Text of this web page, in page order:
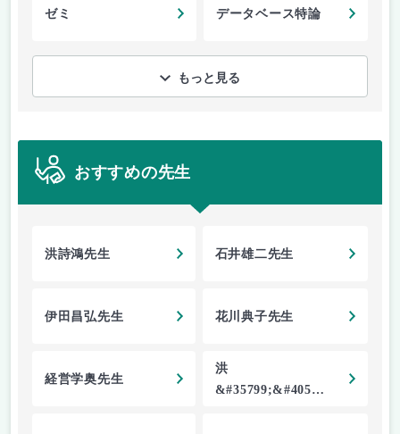
ゼミ データベース特論
もっと見る
おすすめの先生
洪詩鴻先生 石井雄二先生
伊田昌弘先生 花川典子先生
経営学奥先生
洪
&#35799;&#40511;